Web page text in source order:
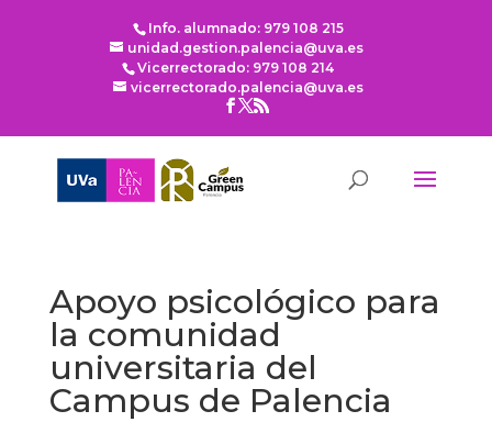
Info. alumnado: 979 108 215
unidad.gestion.palencia@uva.es
Vicerrectorado: 979 108 214
vicerrectorado.palencia@uva.es
Apoyo psicológico para
la comunidad
universitaria del
Campus de Palencia